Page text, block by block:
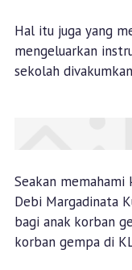
Hal itu juga yang
mengeluarkan
sekolah
Seakan memahami
Debi Margadinata
bagi anak korban
korban gempa di